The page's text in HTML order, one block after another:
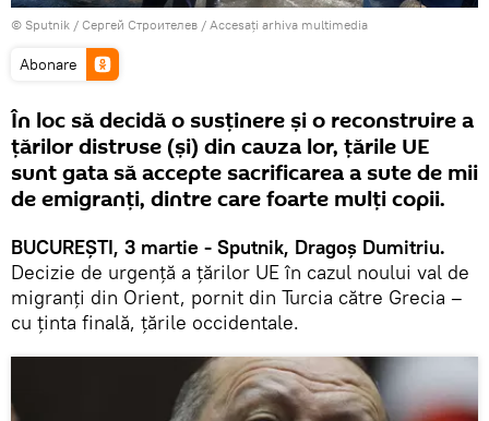
© Sputnik / Сергей Строителев / Accesați arhiva multimedia
Abonare
În loc să decidă o susținere și o reconstruire a
țărilor distruse (și) din cauza lor, țările UE
sunt gata să accepte sacrificarea a sute de mii
de emigranți, dintre care foarte mulți copii.
BUCUREȘTI, 3 martie - Sputnik, Dragoș Dumitriu.
Decizie de urgență a țărilor UE în cazul noului val de
migranți din Orient, pornit din Turcia către Grecia –
cu ținta finală, țările occidentale.